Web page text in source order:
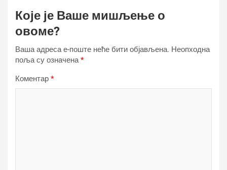
Које је Ваше мишљење о
овоме?
Ваша адреса е-поште неће бити објављена. Неопходна
поља су означена*
Коментар *